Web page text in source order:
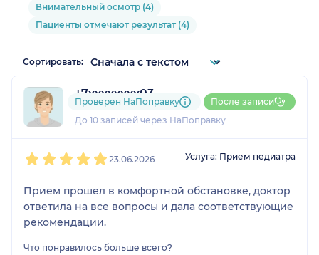
Внимательный осмотр (4)
Пациенты отмечают результат (4)
Сортировать:
+7xxxxxxxx03
3 отзыва
До 10 записей через НаПоправку
Проверен НаПоправку После записи
23.06.2026 Услуга: Прием педиатра
Прием прошел в комфортной обстановке, доктор
ответила на все вопросы и дала соответствующие
рекомендации.
Что понравилось больше всего?